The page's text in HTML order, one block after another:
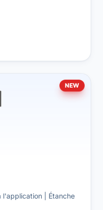
NEW
l'application | Étanche